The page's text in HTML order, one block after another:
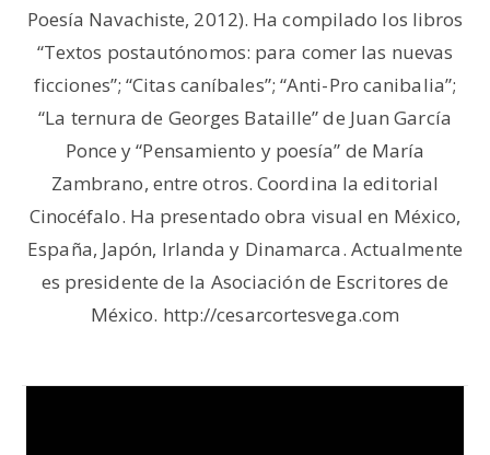
Poesía Navachiste, 2012). Ha compilado los libros
“Textos postautónomos: para comer las nuevas
ficciones”; “Citas caníbales”; “Anti-Pro canibalia”;
“La ternura de Georges Bataille” de Juan García
Ponce y “Pensamiento y poesía” de María
Zambrano, entre otros. Coordina la editorial
Cinocéfalo. Ha presentado obra visual en México,
España, Japón, Irlanda y Dinamarca. Actualmente
es presidente de la Asociación de Escritores de
México. http://cesarcortesvega.com